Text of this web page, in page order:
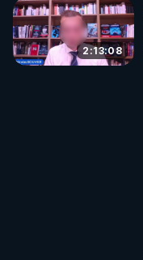
2:13:08